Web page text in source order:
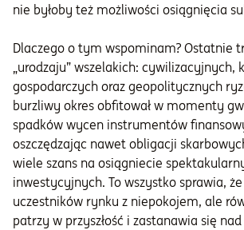
nie byłoby też możliwości osiągnięcia
Dlaczego o tym wspominam? Ostatnie
„urodzaju” wszelakich: cywilizacyjnych,
gospodarczych oraz geopolitycznych
burzliwy okres obfitował w momenty
spadków wycen instrumentów
oszczędzając nawet obligacji
wiele szans na osiągniecie
inwestycyjnych. To wszystko sprawia, że
uczestników rynku z niepokojem, ale
patrzy w przyszłość i zastanawia się